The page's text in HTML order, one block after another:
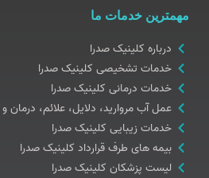
مهمترین خدمات ما
درباره کلینیک صدرا
خدمات تشخیصی کلینیک صدرا
خدمات درمانی کلینیک صدرا
عمل آب مروارید، دلایل، علائم، درمان
خدمات زیبایی کلینیک صدرا
بیمه های طرف قرارداد کلینیک صدرا
لیست پزشکان کلینیک صدرا